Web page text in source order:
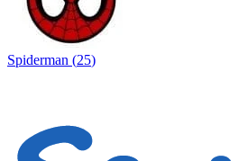
Spiderman (25)